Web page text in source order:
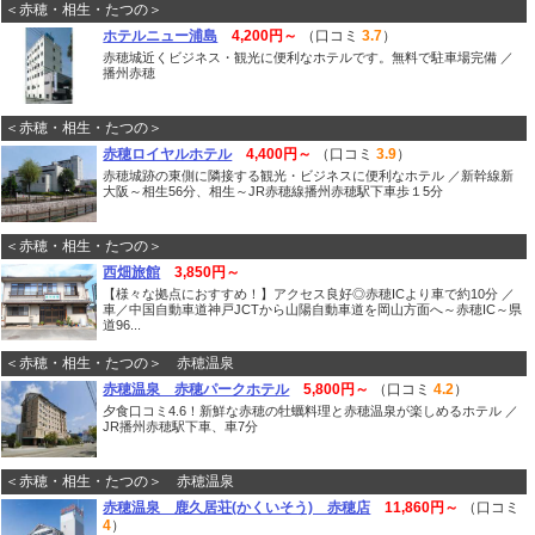
＜赤穂・相生・たつの＞
ホテルニュー浦島
4,200円～ （口コミ3.7）
赤穂城近くビジネス・観光に便利なホテルです。無料で駐車場完備 ／
播州赤穂
＜赤穂・相生・たつの＞
赤穂ロイヤルホテル
4,400円～ （口コミ3.9）
赤穂城跡の東側に隣接する観光・ビジネスに便利なホテル ／新幹線新
大阪～相生56分、相生～JR赤穂線播州赤穂駅下車歩１5分
＜赤穂・相生・たつの＞
西畑旅館
3,850円～
【様々な拠点におすすめ！】アクセス良好◎赤穂ICより車で約10分 ／
車／中国自動車道神戸JCTから山陽自動車道を岡山方面へ～赤穂IC～県
道96...
＜赤穂・相生・たつの＞ 赤穂温泉
赤穂温泉 赤穂パークホテル
5,800円～ （口コミ4.2）
夕食口コミ4.6！新鮮な赤穂の牡蠣料理と赤穂温泉が楽しめるホテル ／
JR播州赤穂駅下車、車7分
＜赤穂・相生・たつの＞ 赤穂温泉
赤穂温泉 鹿久居荘(かくいそう) 赤穂店
11,860円～
（口コミ
4）